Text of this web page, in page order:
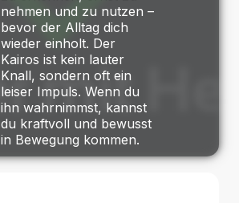
nehmen und zu nutzen –
bevor der Alltag dich
wieder einholt. Der
Kairos ist kein lauter
Knall, sondern oft ein
leiser Impuls. Wenn du
ihn wahrnimmst, kannst
du kraftvoll und bewusst
in Bewegung kommen.